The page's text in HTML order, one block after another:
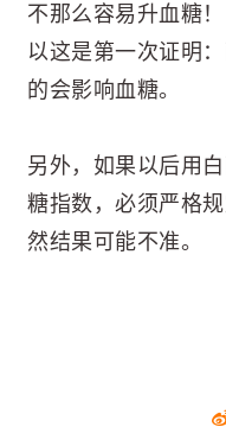
不那么容易升血糖
以这是第一次证明
的会影响血糖。
另外，如果以后用
糖指数，必须严格
然结果可能不准。